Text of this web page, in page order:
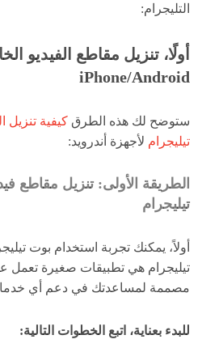
التليجرام:
أولًا، تنزيل مقاطع الفيديو
iPhone/Android
ستوضح لك هذه الطرق كيفية تنزيل
تيليجرام لأجهزة أندرويد:
الطريقة الأولى: تنزيل مقاطع
تيليجرام
أولاً، يمكنك تجربة استخدام بوت
تيليجرام هي تطبيقات صغيرة تعمل
مصممة لمساعدتك في دعم أي
للبدء بعناية، اتبع الخطوات التالية: